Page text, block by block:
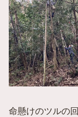
命懸けのツルの